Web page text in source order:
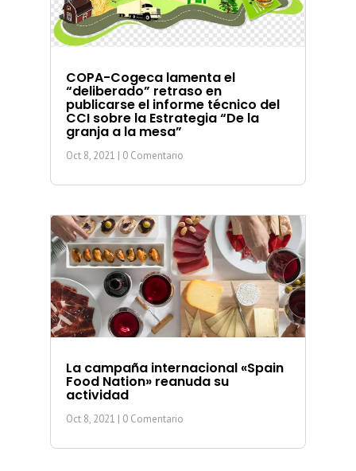
COPA-Cogeca lamenta el
“deliberado” retraso en
publicarse el informe técnico del
CCI sobre la Estrategia “De la
granja a la mesa”
Oct 8, 2021 | 0 Comentario
La campaña internacional «Spain
Food Nation» reanuda su
actividad
Oct 8, 2021 | 0 Comentario